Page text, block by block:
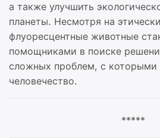
а также улучшить
планеты. Несмотря на
флуоресцентные животные
помощниками в поиске
сложных проблем, с которыми
человечество.
*****